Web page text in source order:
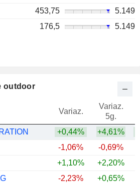
453,75
5.149
176,5 5.149
outdoor
Variaz.
Variaz.
5g.
+0,44% +4,61%
-1,06% -0,69%
+1,10% +2,20%
-2,23% +0,65%